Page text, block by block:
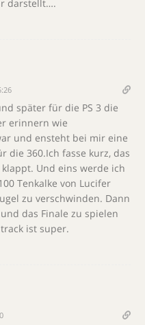
darstellt….
später für die PS 3 die
erinnern wie
und ensteht bei mir eine
die 360.Ich fasse kurz, das
Und eins werde ich
Tenkalke von Lucifer
zu verschwinden. Dann
das Finale zu spielen
ist super.